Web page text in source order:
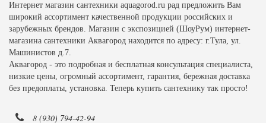
Интернет магазин сантехники aquagorod.ru рад предложить Вам
широкий ассортимент качественной продукции российских и
зарубежных брендов. Магазин с экспозицией (ШоуРум) интернет-
магазина сантехники Аквагород находится по адресу: г.Тула, ул.
Машинистов д.7.
Аквагород - это подробная и бесплатная консультация специалиста,
низкие цены, огромный ассортимент, гарантия, бережная доставка
без предоплаты, установка. Теперь купить сантехнику так просто!
8 (930) 794-42-94